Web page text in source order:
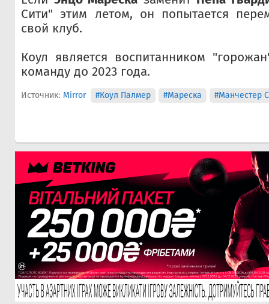
Сити" этим летом, он попытается
свой клуб.
Коул является воспитанником
команду до 2023 года.
Источник: Mirror #Коул Палмер #Мареска #Манчестер